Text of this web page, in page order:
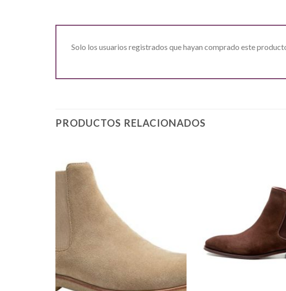
Solo los usuarios registrados que hayan comprado este
PRODUCTOS RELACIONADOS